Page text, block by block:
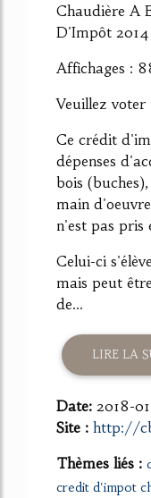
Chaudière A
D'Impôt 2014
Affichages :
Veuillez voter
Ce crédit
dépenses
bois
main
n'est pas pris
Celui-ci
mais peut
de...
LIRE LA
Date: 2018-
Site : http://
Thèmes liés :
credit d'impot